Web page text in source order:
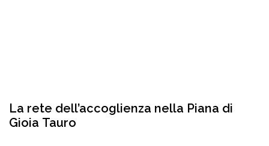
La rete dell’accoglienza nella Piana di
Gioia Tauro